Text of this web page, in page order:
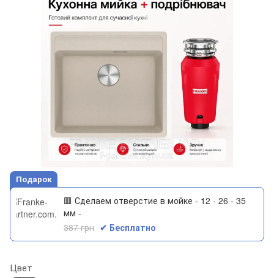
Подарок
🟥 Сделаем отверстие в мойке - 12 - 26 - 35
мм -
387 грн ✔ Бесплатно
Цвет